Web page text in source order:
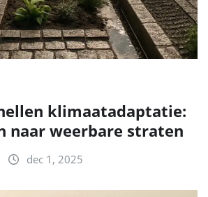
klimaatadaptatie:
naar weerbare straten
dec 1, 2025